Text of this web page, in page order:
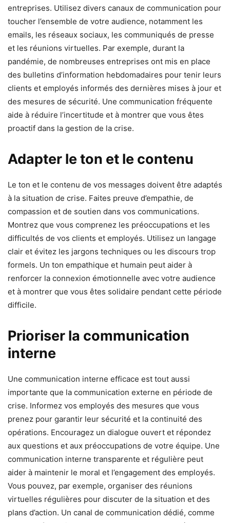
entreprises. Utilisez divers canaux de communication pour
toucher l’ensemble de votre audience, notamment les
emails, les réseaux sociaux, les communiqués de presse
et les réunions virtuelles. Par exemple, durant la
pandémie, de nombreuses entreprises ont mis en place
des bulletins d’information hebdomadaires pour tenir leurs
clients et employés informés des dernières mises à jour et
des mesures de sécurité. Une communication fréquente
aide à réduire l’incertitude et à montrer que vous êtes
proactif dans la gestion de la crise.
Adapter le ton et le contenu
Le ton et le contenu de vos messages doivent être adaptés
à la situation de crise. Faites preuve d’empathie, de
compassion et de soutien dans vos communications.
Montrez que vous comprenez les préoccupations et les
difficultés de vos clients et employés. Utilisez un langage
clair et évitez les jargons techniques ou les discours trop
formels. Un ton empathique et humain peut aider à
renforcer la connexion émotionnelle avec votre audience
et à montrer que vous êtes solidaire pendant cette période
difficile.
Prioriser la communication
interne
Une communication interne efficace est tout aussi
importante que la communication externe en période de
crise. Informez vos employés des mesures que vous
prenez pour garantir leur sécurité et la continuité des
opérations. Encouragez un dialogue ouvert et répondez
aux questions et aux préoccupations de votre équipe. Une
communication interne transparente et régulière peut
aider à maintenir le moral et l’engagement des employés.
Vous pouvez, par exemple, organiser des réunions
virtuelles régulières pour discuter de la situation et des
plans d’action. Un canal de communication dédié, comme